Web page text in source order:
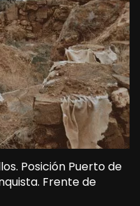
Posición Puerto de
Frente de